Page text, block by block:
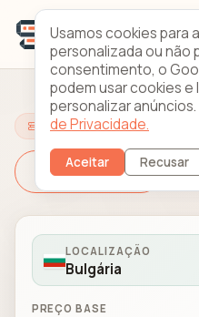
Configure o Seu Servidor
Mudar Servidor
LOCALIZAÇÃO
Bulgária
PREÇO BASE
Usamos cookies para
personalizada ou não
consentimento, o
podem usar cookies e
personalizar anúncios.
de Privacidade.
Aceitar Recusar